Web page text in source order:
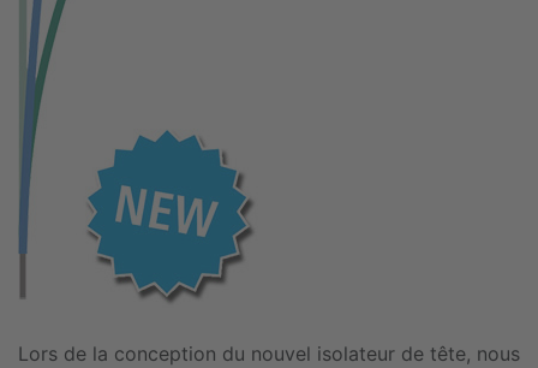
Lors de la conception du nouvel isolateur de tête, nous